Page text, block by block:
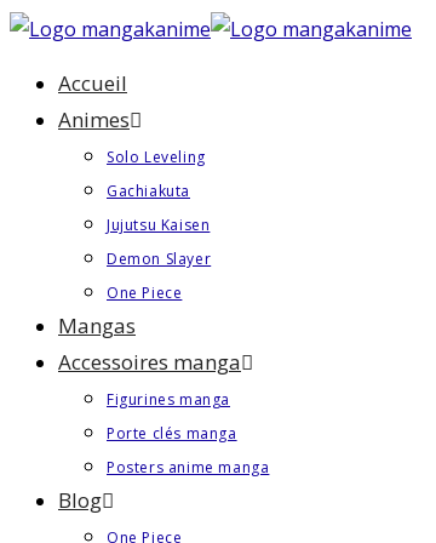
Skip
contentAccueil
Animes
Solo Leveling
Gachiakuta
Jujutsu Kaisen
Demon Slayer
One Piece
Mangas
Accessoires manga
Figurines manga
Porte clés manga
Posters anime manga
Blog
One Piece